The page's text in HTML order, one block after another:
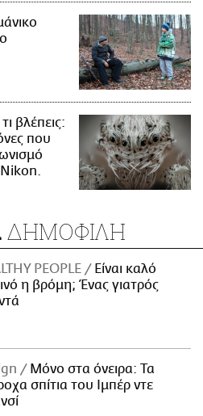
βλέπεις:
που
ΔΗΜΟΦΙΛΗ
PEOPLE
Είναι καλό
η βρόμη; Ένας γιατρός
Μόνο στα όνειρα: Τα
σπίτια του Ιμπέρ ντε